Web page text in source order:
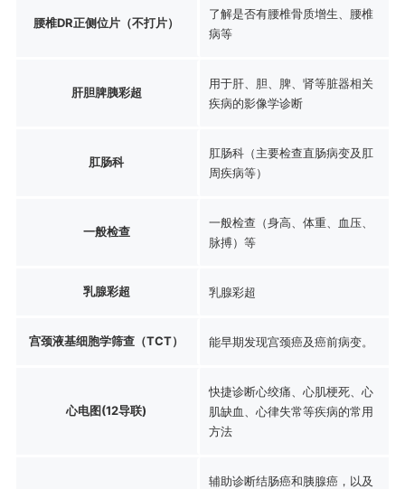
腰椎DR正侧位片（不打片）
了解是否有腰椎骨质增生、腰椎
病等
肝胆脾胰彩超
用于肝、胆、脾、肾等脏器相关
疾病的影像学诊断
肛肠科
肛肠科（主要检查直肠病变及肛
周疾病等）
一般检查
一般检查（身高、体重、血压、
脉搏）等
乳腺彩超 乳腺彩超
宫颈液基细胞学筛查（TCT） 能早期发现宫颈癌及癌前病变。
心电图(12导联)
快捷诊断心绞痛、心肌梗死、心
肌缺血、心律失常等疾病的常用
方法
辅助诊断结肠癌和胰腺癌，以及